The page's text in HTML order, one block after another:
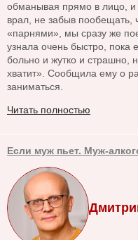
обманывая прямо в лицо,
врал, не забыв пообещать,
«парнями», мы сразу же
узнала очень быстро,
больно и жутко и страшно,
хватит». Сообщила ему о
заниматься.
Читать полностью
Если муж пьет. Муж-